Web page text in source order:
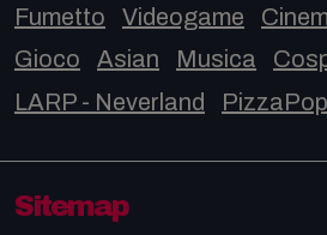
Fumetto Videogame
Gioco
Asian Musica
LARP - Neverland
PizzaPop
Sitemap